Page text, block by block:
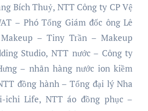
Bích Thuỷ, NTT Công ty CP Vệ
– Phó Tổng Giám đốc ông Lê
– Tiny Trần – Makeup
Studio, NTT nước – Công ty
– nhãn hàng nước ion kiềm
đồng hành – Tổng đại lý Nha
ichi Life, NTT áo đồng phục –